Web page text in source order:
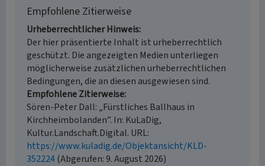
Empfohlene Zitierweise
Urheberrechtlicher Hinweis
Der hier präsentierte Inhalt ist urheberrechtlich
geschützt. Die angezeigten Medien unterliegen
möglicherweise zusätzlichen urheberrechtlichen
Bedingungen, die an diesen ausgewiesen sind.
Empfohlene Zitierweise
Sören-Peter Dall: „Fürstliches Ballhaus in
Kirchheimbolanden”. In: KuLaDig,
Kultur.Landschaft.Digital. URL:
https://www.kuladig.de/Objektansicht/KLD-
352224(Abgerufen: 9. August 2026)